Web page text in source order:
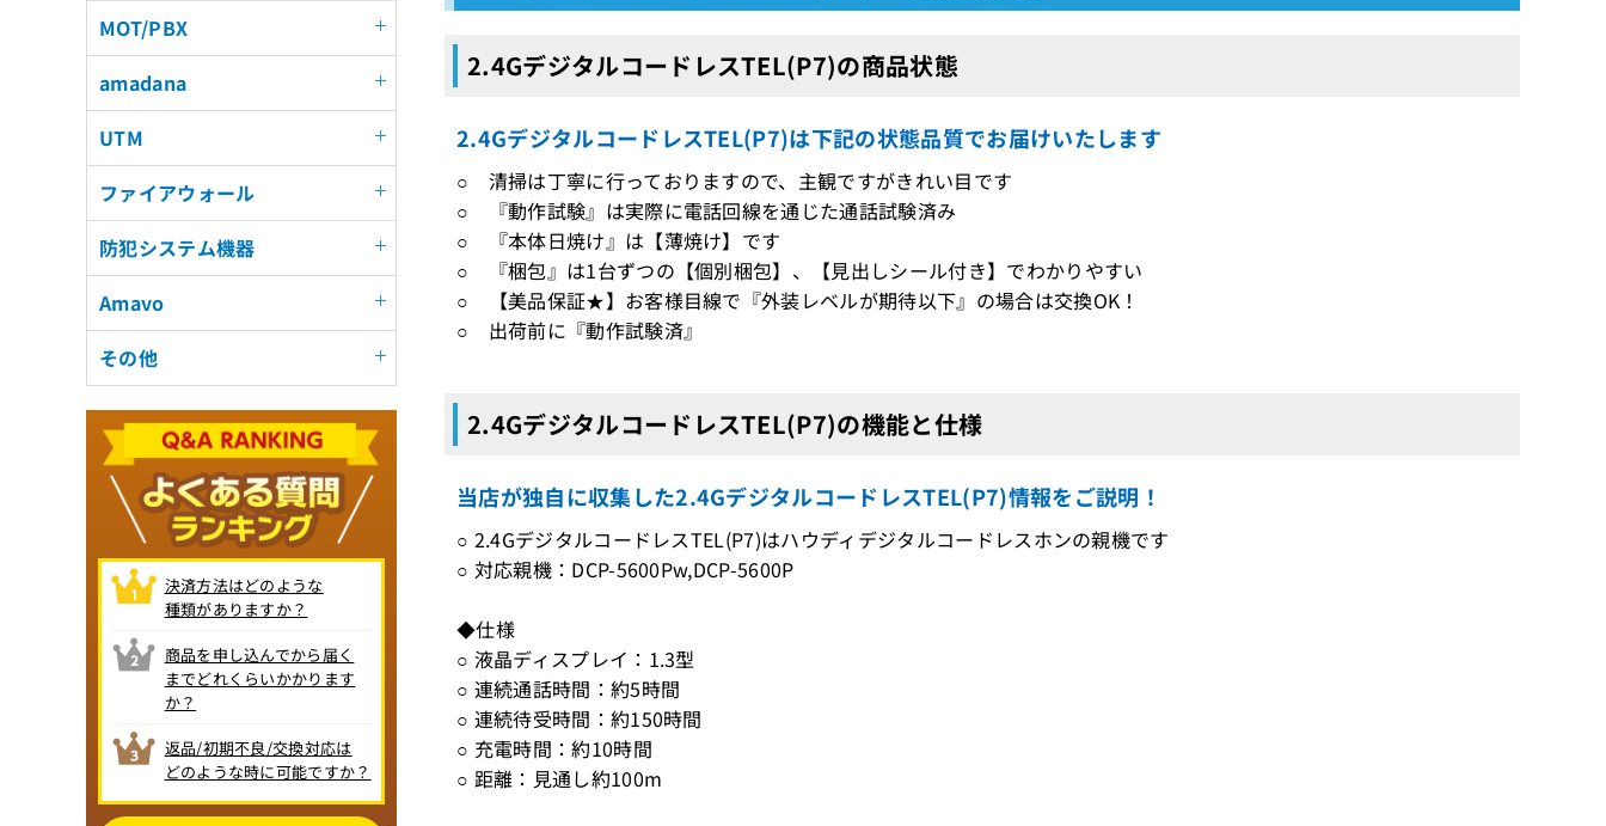
2.4GデジタルコードレスTEL(P7)の商品状態
2.4GデジタルコードレスTEL(P7)は下記の状態品質でお届けいたします
○ 清掃は丁寧に行っておりますので、主観ですがきれい目です
○ 『動作試験』は実際に電話回線を通じた通話試験済み
○ 『本体日焼け』は【薄焼け】です
○ 『梱包』は1台ずつの【個別梱包】、【見出しシール付き】でわかりやすい
○ 【美品保証★】お客様目線で『外装レベルが期待以下』の場合は交換OK！
○ 出荷前に『動作試験済』
2.4GデジタルコードレスTEL(P7)の機能と仕様
当店が独自に収集した2.4GデジタルコードレスTEL(P7)情報をご説明！
○ 2.4GデジタルコードレスTEL(P7)はハウディデジタルコードレスホンの親機です
○ 対応親機：DCP-5600Pw,DCP-5600P
◆仕様
○ 液晶ディスプレイ：1.3型
○ 連続通話時間：約5時間
○ 連続待受時間：約150時間
○ 充電時間：約10時間
○ 距離：見通し約100m
MOT/PBX
amadana
UTM
ファイアウォール
防犯システム機器
Amavo
その他
決済方法はどのような
種類がありますか？
商品を申し込んでから届く
までどれくらいかかります
か？
返品/初期不良/交換対応は
どのような時に可能ですか？